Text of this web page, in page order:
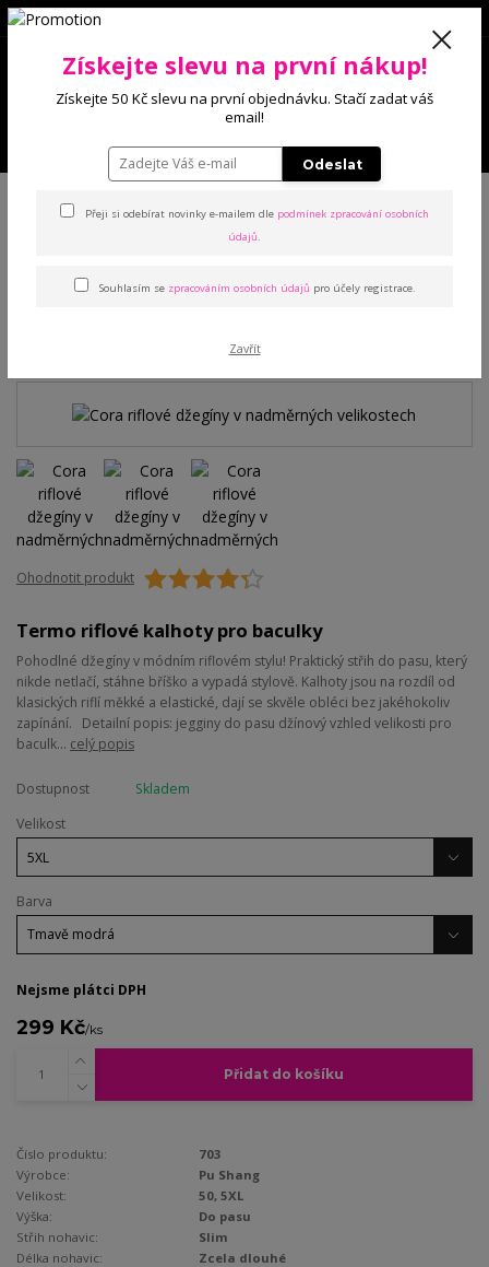
0 Kč
nadměrných velikostech
Cora riflové džegíny v
Ohodnotit produkt
Termo riflové kalhoty pro baculky
Pohodlné džegíny v módním riflovém stylu! Praktický střih do pasu, který
nikde netlačí, stáhne bříško a vypadá stylově. Kalhoty jsou na rozdíl od
klasických riflí měkké a elastické, dají se skvěle obléci bez jakéhokoliv
zapínání. Detailní popis: jegginy do pasu džínový vzhled velikosti pro
baculk... celý popis
Dostupnost
Skladem
Velikost
Barva
Nejsme plátci DPH
299 Kč/ks
Přidat do košíku
Číslo produktu:
703
Výrobce:
Pu Shang
Velikost:
50, 5XL
Výška:
Do pasu
Střih nohavic:
Slim
Délka nohavic:
Zcela dlouhé
Získejte slevu na první nákup!
Získejte 50 Kč slevu na první objednávku. Stačí zadat váš
email!
Odeslat
Přeji si odebírat novinky e-mailem dle podmínek zpracování osobních
údajů.
Souhlasím se zpracováním osobních údajů pro účely registrace.
Zavřít